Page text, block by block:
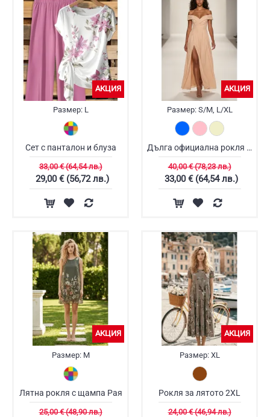
АКЦИЯ
Размер:L
Сет с панталон и блуза
33,00 € (64,54 лв.)
29,00 € (56,72 лв.)
АКЦИЯ
Размер:S/M, L/XL
Дълга официална рокля Амалия
40,00 € (78,23 лв.)
33,00 € (64,54 лв.)
АКЦИЯ
Размер:M
Лятна рокля с щампа Рая
25,00 € (48,90 лв.)
АКЦИЯ
Размер:XL
Рокля за лятото 2XL
24,00 € (46,94 лв.)